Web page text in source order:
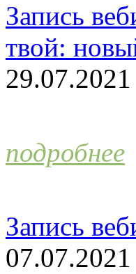
Запись
твой:
29.07.2021
подробнее
Запись
07.07.2021